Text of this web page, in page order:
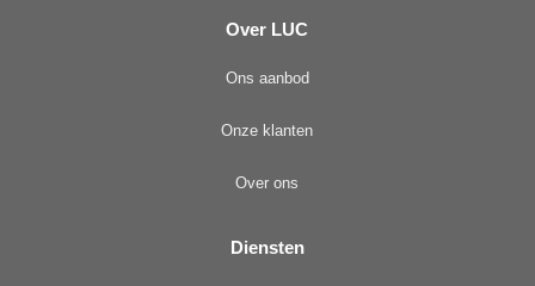
Over LUC
Ons aanbod
Onze klanten
Over ons
Diensten